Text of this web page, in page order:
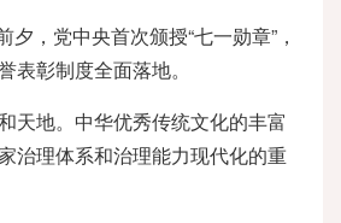
夕，党中央首次颁授“七一勋章”，
表彰制度全面落地。
天地。中华优秀传统文化的丰富
治理体系和治理能力现代化的重